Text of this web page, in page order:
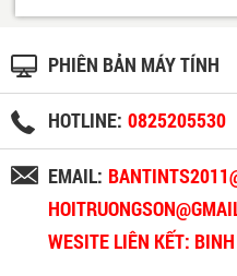
PHIÊN BẢN MÁY TÍNH
HOTLINE: 0825205530
EMAIL:
WESITE LIÊN KẾT: